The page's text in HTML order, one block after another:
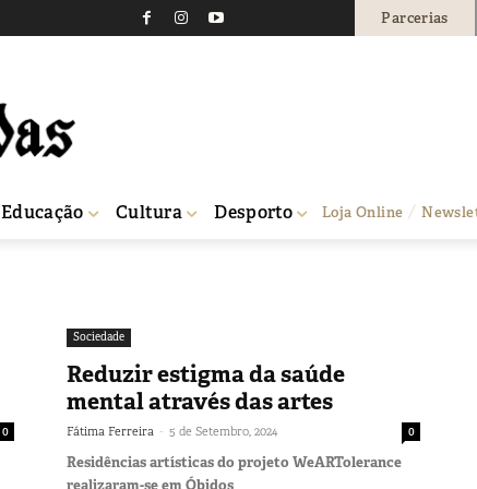
Parcerias
Educação Cultura Desporto Loja Online
0
Sociedade
Reduzir estigma da saúde
mental através das artes
Fátima Ferreira - 5 de Setembro, 2024 0
Residências artísticas do projeto WeARTolerance
realizaram-se em Óbidos